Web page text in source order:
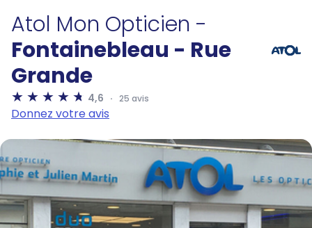
Atol Mon Opticien -
Fontainebleau - Rue
Grande
4,6 25 avis
Donnez votre avis